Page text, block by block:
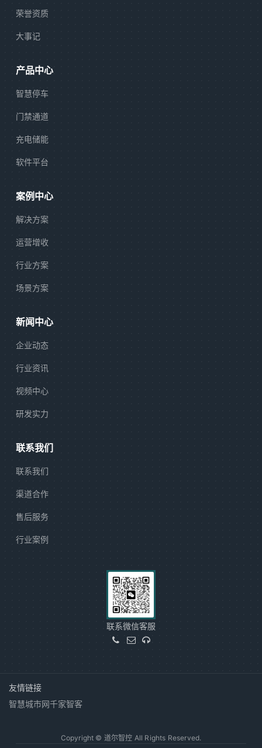
荣誉资质
大事记
产品中心
智慧停车
门禁通道
充电储能
软件平台
案例中心
解决方案
运营增收
行业方案
场景方案
新闻中心
企业动态
行业资讯
视频中心
研发实力
联系我们
联系我们
渠道合作
售后服务
行业案例
联系微信客服
友情链接
智慧城市网千家智客
Copyright © 道尔智控 All Rights Reserved.